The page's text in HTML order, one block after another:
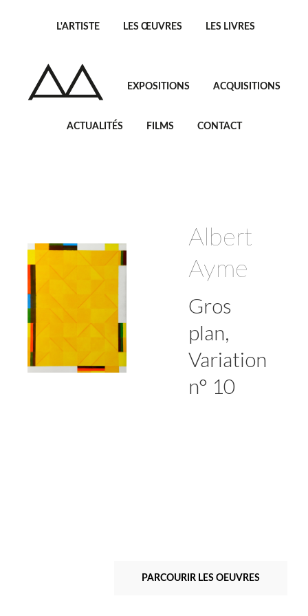
L'ARTISTE LES ŒUVRES LES LIVRES
EXPOSITIONS ACQUISITIONS
ACTUALITÉS FILMS CONTACT
Albert
Ayme
Gros
plan,
Variation
n° 10
PARCOURIR LES OEUVRES